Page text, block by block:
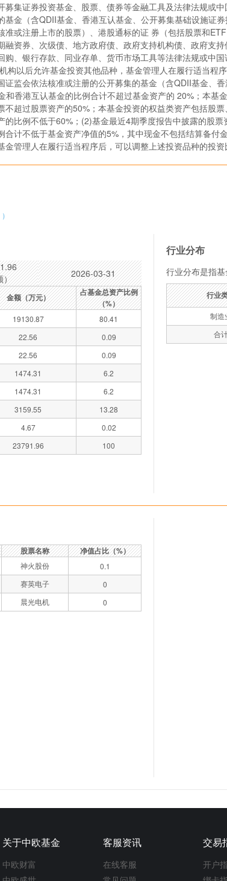
募集证券投资基金、股票、债券等金融工具及法律法规或
金（含QDII基金、香港互认基金、公开募集基础设施证
准或注册上市的股票）、港股通标的证 券（包括股票和
融资券、次级债、地方政府债、政府支持机构债、政府支
购、银行存款、同业存单、货币市场工具等法律法规或中
构以后允许基金投资其他品种，基金管理人在履行适当程
证监会依法核准或注册的公开募集的基金（含QDII基金、
香港互认基金的比例合计不超过基金资产的 20%；本基
不超过股票资产的50%；本基金投资的权益类资产包括股
的比例不低于60%；(2)基金最近4期季度报告中披露的股
合计不低于基金资产净值的5%，其中现金不包括结算备付
管理人在履行适当程序后，可以调整上述投资品种的投资
）
2026-03-31
金额（万元）
占基金总资产比例
（%）
19130.87
80.41
22.56
0.09
22.56
0.09
1474.31
6.2
1474.31
6.2
3159.55
13.28
4.67
0.02
23791.96 100
行业分布
行业分布是指
行业
制造
合
股票名称 净值占比（%）
神火股份
0.1
赛英电子
0
晨光电机 0
关于中欧基金
中欧财富
客服资讯
在线客服
交易
开户